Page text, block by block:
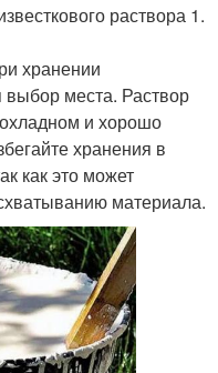
раствора 1.
хранении
выбор места. Раствор
и хорошо
хранения в
как это может
материала.